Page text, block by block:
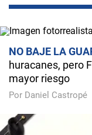
NO BAJE LA
huracanes, pero
mayor riesgo
Por Daniel Castropé